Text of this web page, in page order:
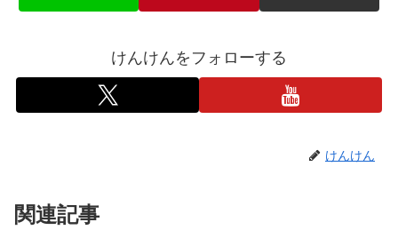
けんけんをフォローする
けんけん
関連記事